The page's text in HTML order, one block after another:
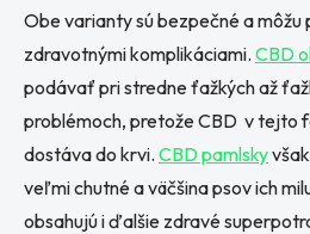
Obe varianty sú bezpečné a môžu
zdravotnými komplikáciami. CBD
podávať pri stredne ťažkých až
problémoch, pretože CBD v tejto
dostáva do krvi. CBD pamlsky
veľmi chutné a väčšina psov ich
obsahujú i ďalšie zdravé